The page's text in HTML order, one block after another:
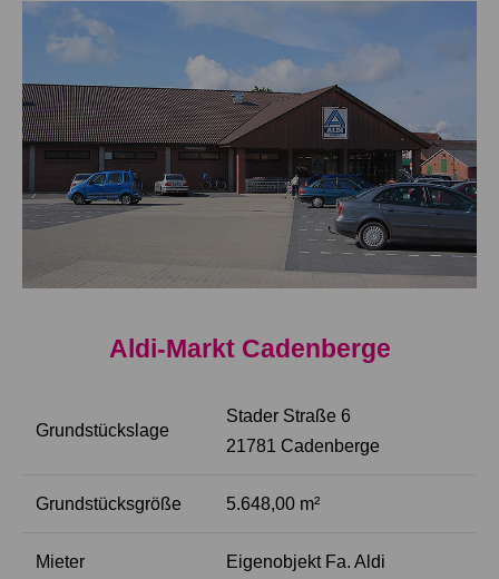
Aldi-Markt Cadenberge
Grundstückslage
Stader Straße 6
21781 Cadenberge
Grundstücksgröße 5.648,00 m²
Mieter Eigenobjekt Fa. Aldi